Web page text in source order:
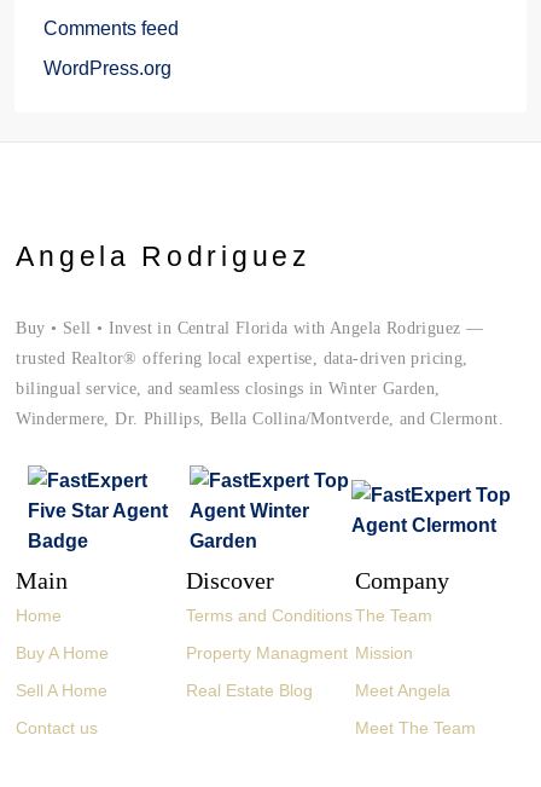
Comments feed
WordPress.org
Angela Rodriguez
Buy • Sell • Invest in Central Florida with Angela Rodriguez —
trusted Realtor® offering local expertise, data-driven pricing,
bilingual service, and seamless closings in Winter Garden,
Windermere, Dr. Phillips, Bella Collina/Montverde, and Clermont.
Main
Home
Buy A Home
Sell A Home
Contact us
Discover
Terms and Conditions
Property Managment
Real Estate Blog
Company
The Team
Mission
Meet Angela
Meet The Team